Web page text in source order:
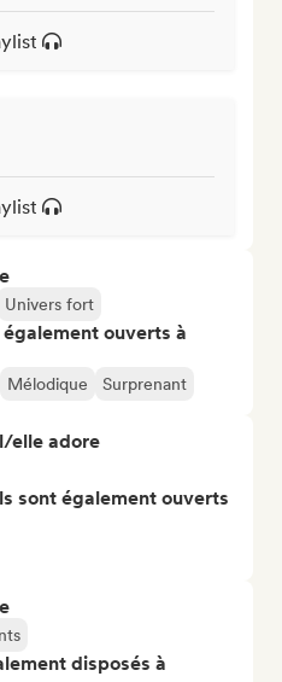
Univers fort
également ouverts à
Mélodique Surprenant
elle adore
sont également ouverts
disposés à